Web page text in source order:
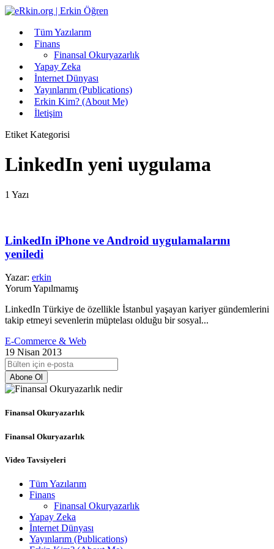
Tüm Yazılarım
Finans
Finansal Okuryazarlık
Yapay Zeka
İnternet Dünyası
Yayınlarım (Publications)
Erkin Kim? (About Me)
İletişim
Etiket Kategorisi
LinkedIn yeni uygulama
1 Yazı
LinkedIn iPhone ve Android uygulamalarını
yeniledi
Yazar: erkin
Yorum Yapılmamış
LinkedIn Türkiye de özellikle İstanbul yaşayan kariyer gündemlerini
takip etmeyi sevenlerin müptelası olduğu bir sosyal...
E-Commerce & Web
19 Nisan 2013
Abone Ol
Finansal Okuryazarlık
Finansal Okuryazarlık
Video Tavsiyeleri
Tüm Yazılarım
Finans
Finansal Okuryazarlık
Yapay Zeka
İnternet Dünyası
Yayınlarım (Publications)